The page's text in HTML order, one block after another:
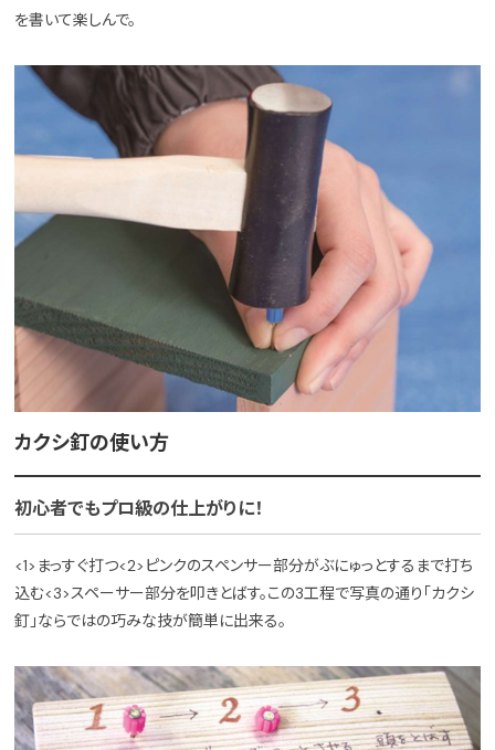
を書いて楽しんで。
カクシ釘の使い方
初心者でもプロ級の仕上がりに！
<1>まっすぐ打つ<2>ピンクのスペンサー部分がぶにゅっとするまで打ち
込む<3>スペーサー部分を叩きとばす。この3工程で写真の通り「カクシ
釘」ならではの巧みな技が簡単に出来る。